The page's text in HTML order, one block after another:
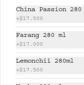
CERVEZAS
China Passion 280
+$17.500
Farang 280 ml
+$17.000
Lemonchii 280ml
+$17.500